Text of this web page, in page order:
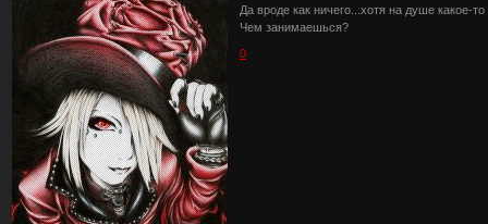
Да вроде как ничего...хотя на душе какое-
Чем занимаешься?
0